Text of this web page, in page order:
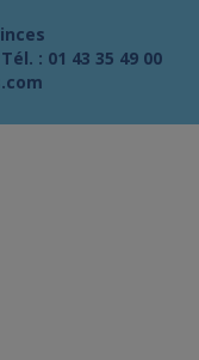
: 01 43 35 49 00